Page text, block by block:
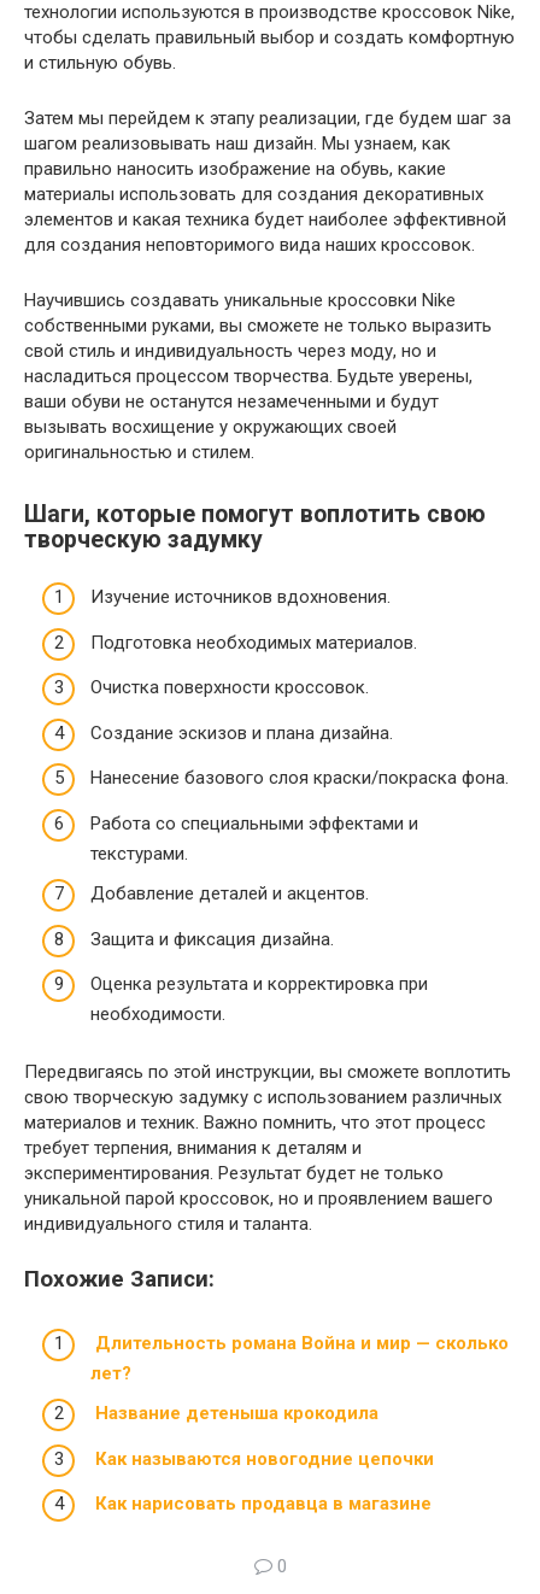
технологии используются в производстве кроссовок Nike,
чтобы сделать правильный выбор и создать комфортную
и стильную обувь.
Затем мы перейдем к этапу реализации, где будем шаг за
шагом реализовывать наш дизайн. Мы узнаем, как
правильно наносить изображение на обувь, какие
материалы использовать для создания декоративных
элементов и какая техника будет наиболее эффективной
для создания неповторимого вида наших кроссовок.
Научившись создавать уникальные кроссовки Nike
собственными руками, вы сможете не только выразить
свой стиль и индивидуальность через моду, но и
насладиться процессом творчества. Будьте уверены,
ваши обуви не останутся незамеченными и будут
вызывать восхищение у окружающих своей
оригинальностью и стилем.
Шаги, которые помогут воплотить свою
творческую задумку
Изучение источников вдохновения.
Подготовка необходимых материалов.
Очистка поверхности кроссовок.
Создание эскизов и плана дизайна.
Нанесение базового слоя краски/покраска фона.
Работа со специальными эффектами и
текстурами.
Добавление деталей и акцентов.
Защита и фиксация дизайна.
Оценка результата и корректировка при
необходимости.
Передвигаясь по этой инструкции, вы сможете воплотить
свою творческую задумку с использованием различных
материалов и техник. Важно помнить, что этот процесс
требует терпения, внимания к деталям и
экспериментирования. Результат будет не только
уникальной парой кроссовок, но и проявлением вашего
индивидуального стиля и таланта.
Похожие Записи:
Длительность романа Война и мир — сколько
лет?
Название детеныша крокодила
Как называются новогодние цепочки
Как нарисовать продавца в магазине
0